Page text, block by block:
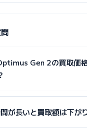
Gen 2の買取価
が長いと買取額は下が